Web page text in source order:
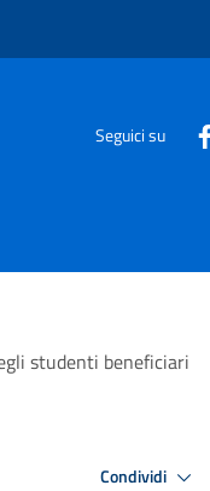
Seguici su
studenti beneficiari
Condividi